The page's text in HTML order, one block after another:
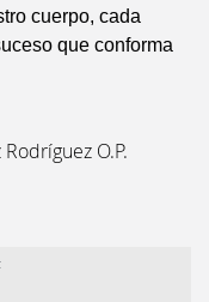
cuerpo, cada
que conforma
O.P.